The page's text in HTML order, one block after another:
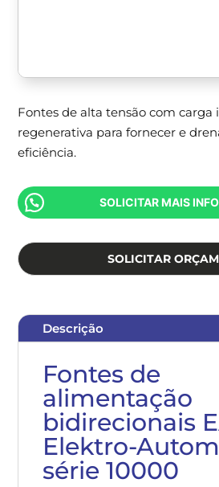
Fontes de alta tensão com carga
regenerativa para fornecer e
eficiência.
SOLICITAR MAIS
SOLICITAR
Descrição
Fontes de
alimentação
bidirecionais
Elektro-
série 10000